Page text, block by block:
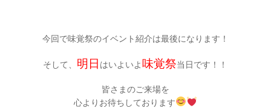
今回で味覚祭のイベント紹介は最後になります！
そして、 明日 はいよいよ 味覚祭当日です！！
皆さまのご来場を
心よりお待ちしております